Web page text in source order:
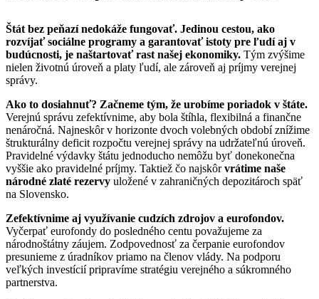
Štát bez peňazí nedokáže fungovať. Jedinou cestou, ako
rozvíjať sociálne programy a garantovať istoty pre ľudí aj v
budúcnosti, je naštartovať rast našej ekonomiky. Tým zvýšime
nielen životnú úroveň a platy ľudí, ale zároveň aj príjmy verejnej
správy.
Ako to dosiahnuť? Začneme tým, že urobíme poriadok v štáte.
Verejnú správu zefektívnime, aby bola štíhla, flexibilná a finančne
nenáročná. Najneskôr v horizonte dvoch volebných období znížime
štrukturálny deficit rozpočtu verejnej správy na udržateľnú úroveň.
Pravidelné výdavky štátu jednoducho nemôžu byť donekonečna
vyššie ako pravidelné príjmy. Taktiež čo najskôrvrátime naše
národné zlaté rezervy uložené v zahraničných depozitároch späť
na Slovensko.
Zefektívnime aj využívanie cudzích zdrojov a eurofondov.
Vyčerpať eurofondy do posledného centu považujeme za
národnoštátny záujem. Zodpovednosť za čerpanie eurofondov
presunieme z úradníkov priamo na členov vlády. Na podporu
veľkých investícií pripravíme stratégiu verejného a súkromného
partnerstva.